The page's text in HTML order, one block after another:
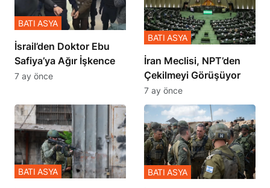
İsrail’den Doktor Ebu
Safiya’ya Ağır İşkence
BATI ASYA
7 ay önce
İran Meclisi, NPT’den
Çekilmeyi Görüşüyor
BATI ASYA
7 ay önce
BATI ASYA BATI ASYA